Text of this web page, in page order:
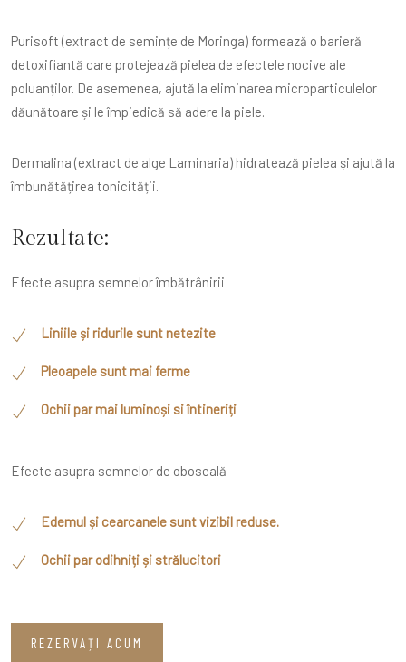
Purisoft (extract de semințe de Moringa) formează o barieră
detoxifiantă care protejează pielea de efectele nocive ale
poluanților. De asemenea, ajută la eliminarea microparticulelor
dăunătoare și le împiedică să adere la piele.
Dermalina (extract de alge Laminaria) hidratează pielea și ajută la
îmbunătățirea tonicității.
Rezultate:
Efecte asupra semnelor îmbătrânirii
Liniile și ridurile sunt netezite
Pleoapele sunt mai ferme
Ochii par mai luminoși si întineriți
Efecte asupra semnelor de oboseală
Edemul și cearcanele sunt vizibil reduse.
Ochii par odihniți și strălucitori
REZERVAȚI ACUM